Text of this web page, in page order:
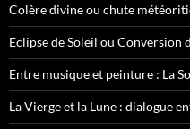
Colère divine ou chute
Eclipse de Soleil ou Conversion
Entre musique et peinture : La
La Vierge et la Lune : dialogue